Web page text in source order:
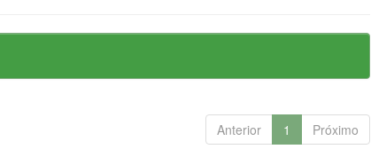
Anterior 1 Próximo